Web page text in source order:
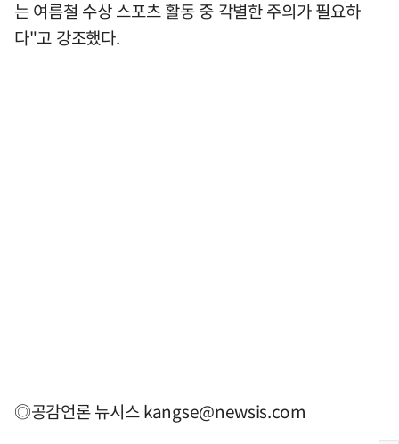
는 여름철 수상 스포츠 활동 중 각별한 주의가 필요하
다"고 강조했다.
◎공감언론 뉴시스kangse@newsis.com